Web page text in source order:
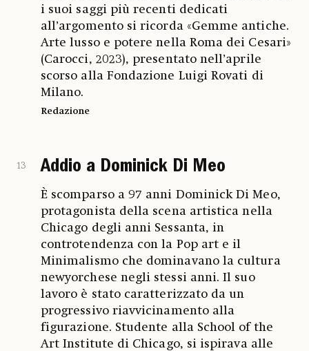
i suoi saggi più recenti dedicati
all’argomento si ricorda «Gemme antiche.
Arte lusso e potere nella Roma dei Cesari»
(Carocci, 2023), presentato nell’aprile
scorso alla Fondazione Luigi Rovati di
Milano.
Redazione
13 Addio a Dominick Di Meo
È scomparso a 97 anni Dominick Di Meo,
protagonista della scena artistica nella
Chicago degli anni Sessanta, in
controtendenza con la Pop art e il
Minimalismo che dominavano la cultura
newyorchese negli stessi anni. Il suo
lavoro è stato caratterizzato da un
progressivo riavvicinamento alla
figurazione. Studente alla School of the
Art Institute di Chicago, si ispirava alle